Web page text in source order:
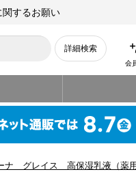
関するお願い
詳細検索
会
ナ グレイス 高保湿乳液（薬